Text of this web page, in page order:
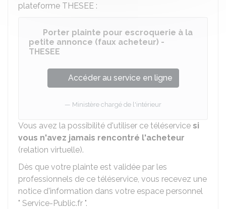
plateforme THESEE :
Porter plainte pour escroquerie à la
petite annonce (faux acheteur) -
THESEE
Accéder au service en ligne
Ministère chargé de l'intérieur
Vous avez la possibilité d'utiliser ce téléservice si
vous n'avez jamais rencontré l'acheteur
(relation virtuelle).
Dès que votre plainte est validée par les
professionnels de ce téléservice, vous recevez une
notice d'information dans votre espace personnel
" Service-Public.fr ".